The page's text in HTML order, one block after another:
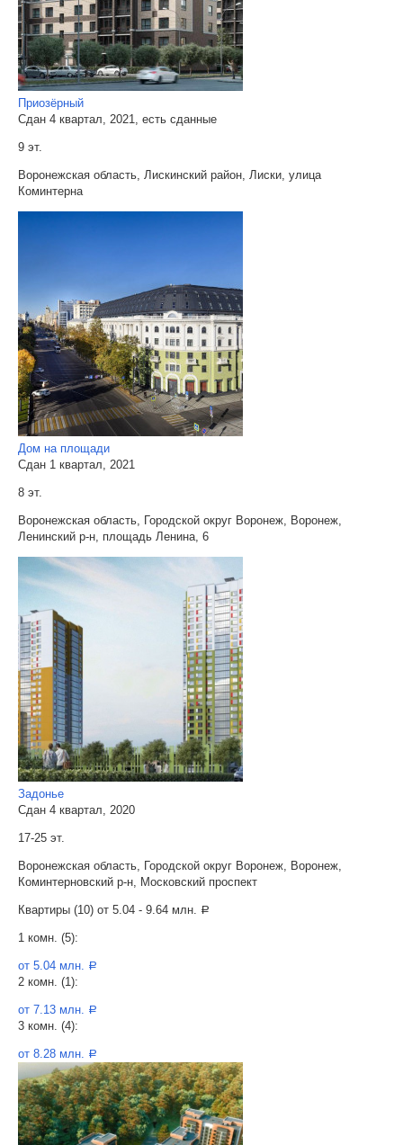
Приозёрный
Сдан 4 квартал, 2021, есть сданные
9 эт.
Воронежская область, Лискинский район, Лиски, улица
Коминтерна
Дом на площади
Сдан 1 квартал, 2021
8 эт.
Воронежская область, Городской округ Воронеж, Воронеж,
Ленинский р-н, площадь Ленина, 6
Задонье
Сдан 4 квартал, 2020
17-25 эт.
Воронежская область, Городской округ Воронеж, Воронеж,
Коминтерновский р-н, Московский проспект
Квартиры (10) от 5.04 - 9.64 млн. a
1 комн. (5):
от 5.04 млн. a
2 комн. (1):
от 7.13 млн. a
3 комн. (4):
от 8.28 млн. a